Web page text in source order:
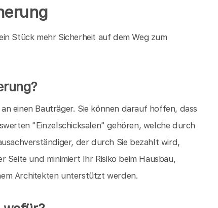
Stück mehr Sicherheit auf dem Weg zum
einen Bauträger. Sie können darauf hoffen, dass
"Einzelschicksalen" gehören, welche durch
der durch Sie bezahlt wird,
und minimiert Ihr Risiko beim Hausbau,
Architekten unterstützt werden.